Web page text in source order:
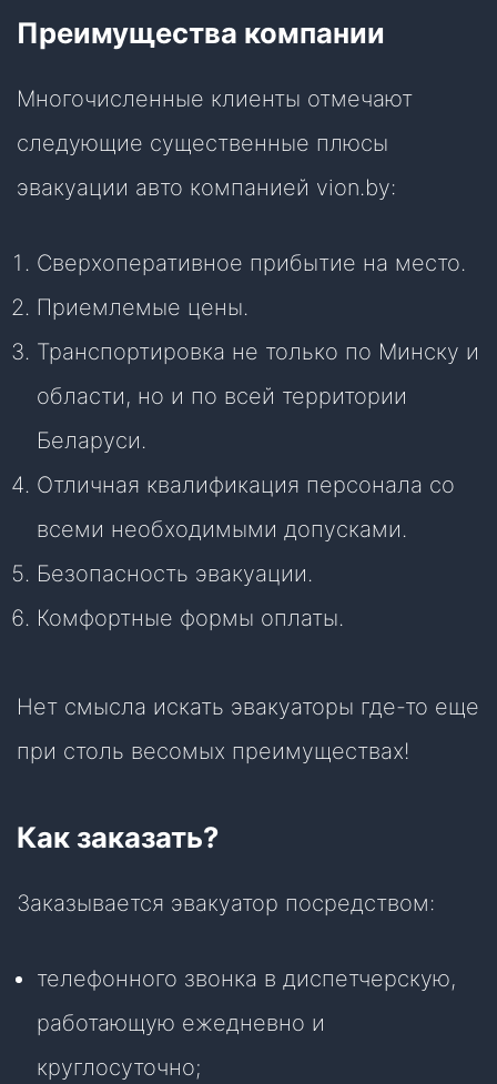
Преимущества компании
Многочисленные клиенты отмечают
следующие существенные плюсы
эвакуации авто компанией vion.by:
Сверхоперативное прибытие на место.
Приемлемые цены.
Транспортировка не только по Минску и
области, но и по всей территории
Беларуси.
Отличная квалификация персонала со
всеми необходимыми допусками.
Безопасность эвакуации.
Комфортные формы оплаты.
Нет смысла искать эвакуаторы где-то еще
при столь весомых преимуществах!
Как заказать?
Заказывается эвакуатор посредством:
телефонного звонка в диспетчерскую,
работающую ежедневно и
круглосуточно;